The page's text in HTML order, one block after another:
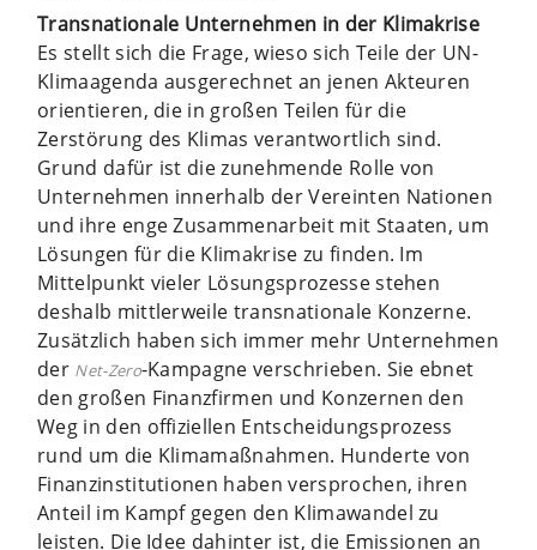
Transnationale Unternehmen in der Klimakrise
Es stellt sich die Frage, wieso sich Teile der UN-
Klimaagenda ausgerechnet an jenen Akteuren
orientieren, die in großen Teilen für die
Zerstörung des Klimas verantwortlich sind.
Grund dafür ist die zunehmende Rolle von
Unternehmen innerhalb der Vereinten Nationen
und ihre enge Zusammenarbeit mit Staaten, um
Lösungen für die Klimakrise zu finden. Im
Mittelpunkt vieler Lösungsprozesse stehen
deshalb mittlerweile transnationale Konzerne.
Zusätzlich haben sich immer mehr Unternehmen
der Net-Zero-Kampagne verschrieben. Sie ebnet
den großen Finanzfirmen und Konzernen den
Weg in den offiziellen Entscheidungsprozess
rund um die Klimamaßnahmen. Hunderte von
Finanzinstitutionen haben versprochen, ihren
Anteil im Kampf gegen den Klimawandel zu
leisten. Die Idee dahinter ist, die Emissionen an